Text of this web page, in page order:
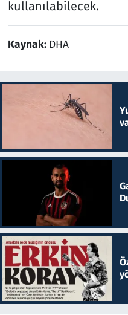
kullanılabilecek.
Kaynak: DHA